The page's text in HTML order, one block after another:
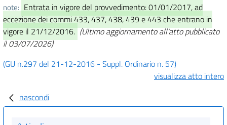
note: Entrata in vigore del provvedimento: 01/01/2017, ad
eccezione dei commi 433, 437, 438, 439 e 443 che entrano in
vigore il 21/12/2016. (Ultimo aggiornamento all'atto pubblicato
il 03/07/2026)
(GU n.297 del 21-12-2016 - Suppl. Ordinario n. 57)
visualizza atto intero
nascondi